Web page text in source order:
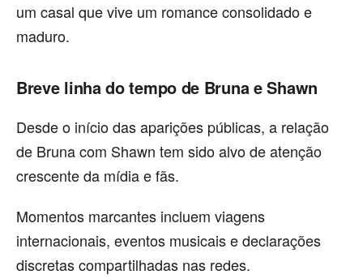
um casal que vive um romance consolidado e
maduro.
Breve linha do tempo de Bruna e Shawn
Desde o início das aparições públicas, a relação
de Bruna com Shawn tem sido alvo de atenção
crescente da mídia e fãs.
Momentos marcantes incluem viagens
internacionais, eventos musicais e declarações
discretas compartilhadas nas redes.